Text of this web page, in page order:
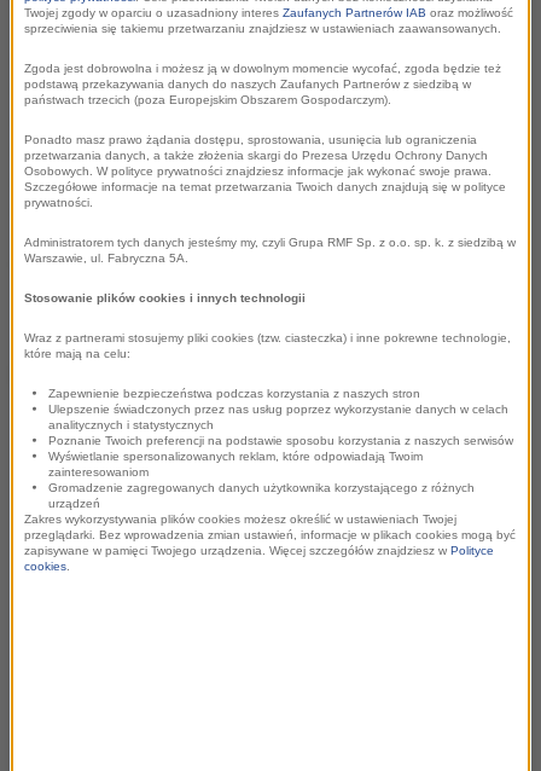
zapalenie lampek. Naszą choinkę tysiącem światełek
rozświetlił prezydent miasta Krakowa Jacek Majchrowski
wraz z jednym z uczniów, którzy zjawili się na Rynku. Na
internautów - powinna zdobić bożonarodzeniowe drzewko.
Aż 79 procent głosujących w naszej sondzie postawiło
właśnie na taką ozdobę. Pozostali wybrali czubek.
Poczytaj więcejnaportalu RMF24.pl
Twojej zgody w oparciu o uzasadniony interes Zaufanych Partnerów IAB oraz możliwość
sprzeciwienia się takiemu przetwarzaniu znajdziesz w ustawieniach zaawansowanych.
Zgoda jest dobrowolna i możesz ją w dowolnym momencie wycofać, zgoda będzie też
podstawą przekazywania danych do naszych Zaufanych Partnerów z siedzibą w
państwach trzecich (poza Europejskim Obszarem Gospodarczym).
Ponadto masz prawo żądania dostępu, sprostowania, usunięcia lub ograniczenia
przetwarzania danych, a także złożenia skargi do Prezesa Urzędu Ochrony Danych
Osobowych. W polityce prywatności znajdziesz informacje jak wykonać swoje prawa.
Szczegółowe informacje na temat przetwarzania Twoich danych znajdują się w polityce
prywatności.
Administratorem tych danych jesteśmy my, czyli Grupa RMF Sp. z o.o. sp. k. z siedzibą w
Warszawie, ul. Fabryczna 5A.
Stosowanie plików cookies i innych technologii
Wraz z partnerami stosujemy pliki cookies (tzw. ciasteczka) i inne pokrewne technologie,
które mają na celu:
Zapewnienie bezpieczeństwa podczas korzystania z naszych stron
Ulepszenie świadczonych przez nas usług poprzez wykorzystanie danych w celach
analitycznych i statystycznych
Poznanie Twoich preferencji na podstawie sposobu korzystania z naszych serwisów
Wyświetlanie spersonalizowanych reklam, które odpowiadają Twoim
zainteresowaniom
Gromadzenie zagregowanych danych użytkownika korzystającego z różnych
urządzeń
Zakres wykorzystywania plików cookies możesz określić w ustawieniach Twojej
przeglądarki. Bez wprowadzenia zmian ustawień, informacje w plikach cookies mogą być
zapisywane w pamięci Twojego urządzenia. Więcej szczegółów znajdziesz w Polityce
cookies